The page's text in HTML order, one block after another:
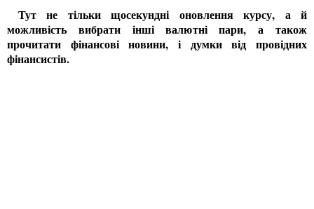
Тут не тільки щосекундні оновлення курсу, а й
можливість вибрати інші валютні пари, а також
прочитати фінансові новини, і думки від провідних
фінансистів.